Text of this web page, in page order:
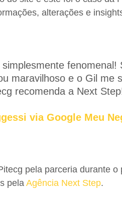
alterações e
maravilhoso e o Gil me
recomenda a Next
via Google Meu
pela parceria durante
pela Agência Next Step.